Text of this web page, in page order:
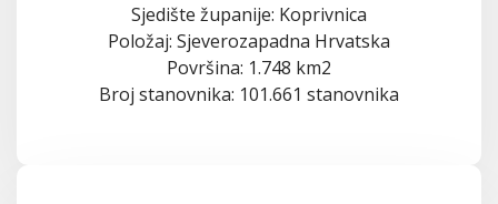
Sjedište županije: Koprivnica
Položaj: Sjeverozapadna Hrvatska
Površina: 1.748 km2
Broj stanovnika: 101.661 stanovnika